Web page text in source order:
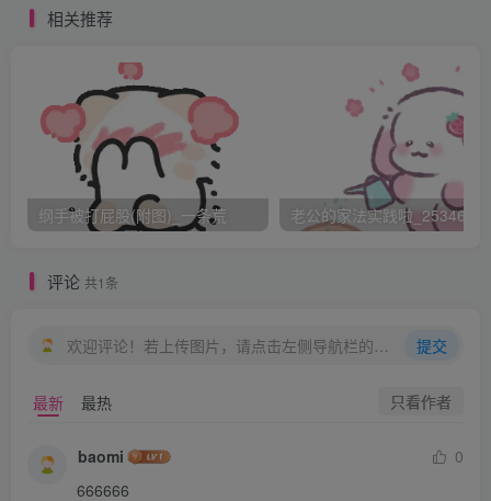
“没事，还有四十下，你看着来吧”颜颜喘喘气，脸上挤出一
“那我开始了～”木木深吸一口气，想着接下来一定要好好的
把剩下的板子打完，让颜颜少受点罪。
“啪啪”避开伤重的臀峰，木木放轻力度，想着还有二十下重
的，怎么都能打出效果。又挨了二十来下，颜颜冷汗直冒，
身后已是深红肿起，因为前面挨得不均匀，忍得难受，却不
“木～”
切的问
受罚多少次，每一次都是如此难以忍受。
交接处，颜颜苦笑，咬牙忍下来，早知道就早点教一下木木
相关推荐
纲手被打屁股(附图)_一条荒 老公的家法实践啦
评论 共1条
欢迎评论！若上传图片，请点击左侧导航栏的图床工具，获取图片链接。 提交
最新 最热 只看作者
baomi
0
666666